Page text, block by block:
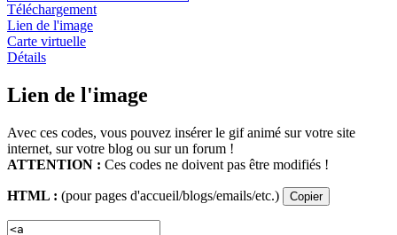
Téléchargement
Lien de l'image
Carte virtuelle
Détails
Lien de l'image
Avec ces codes, vous pouvez insérer le gif animé sur votre site
internet, sur votre blog ou sur un forum !
ATTENTION : Ces codes ne doivent pas être modifiés !
HTML : (pour pages d'accueil/blogs/emails/etc.) Copier